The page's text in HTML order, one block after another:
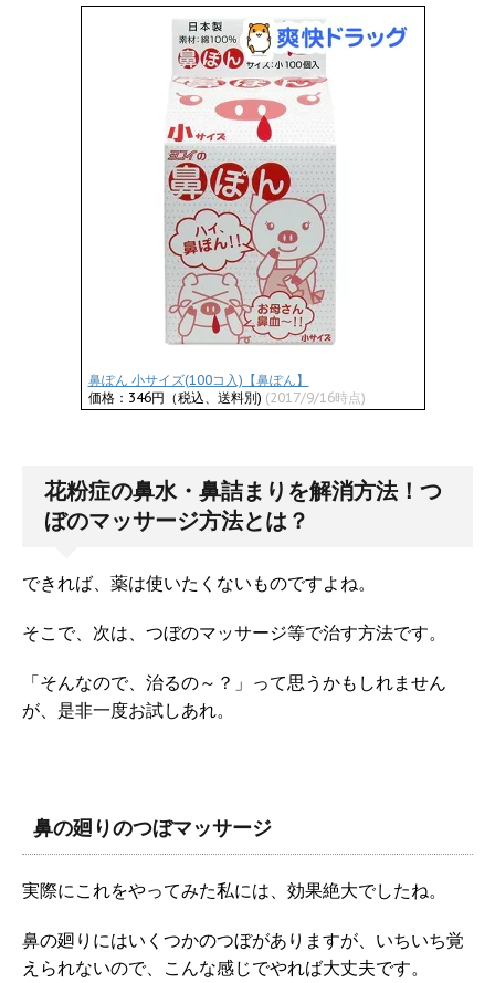
鼻ぽん 小サイズ(100コ入)【鼻ぽん】
価格：346円（税込、送料別) (2017/9/16時点)
花粉症の鼻水・鼻詰まりを解消方法！つ
ぼのマッサージ方法とは？
できれば、薬は使いたくないものですよね。
そこで、次は、つぼのマッサージ等で治す方法です。
「そんなので、治るの～？」って思うかもしれません
が、是非一度お試しあれ。
鼻の廻りのつぼマッサージ
実際にこれをやってみた私には、効果絶大でしたね。
鼻の廻りにはいくつかのつぼがありますが、いちいち覚
えられないので、こんな感じでやれば大丈夫です。